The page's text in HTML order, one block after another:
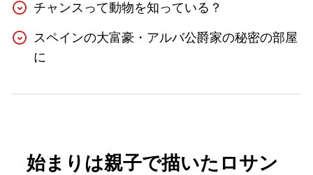
チャンスって動物を知っている？
スペインの大富豪・アルバ公爵家の秘密の部屋
に
始まりは親子で描いたロサン